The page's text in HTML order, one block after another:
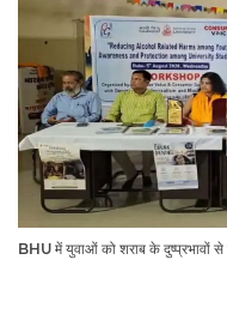
BHU में युवाओं को शराब के दुष्प्रभावों से